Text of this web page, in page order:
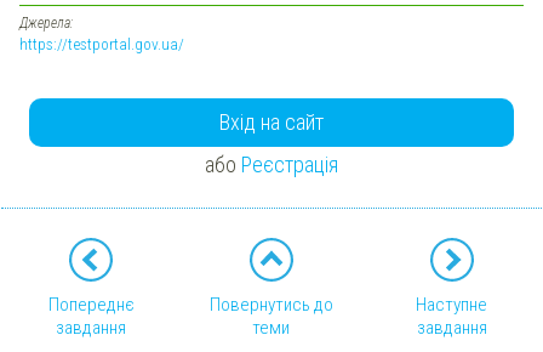
Джерела:
https://testportal.gov.ua/
Вхід на сайт
або Реєстрація
Попереднє
завдання
Повернутись до
теми
Наступне
завдання